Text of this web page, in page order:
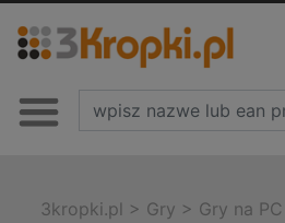
3kropki.pl > Gry > Gry na PC